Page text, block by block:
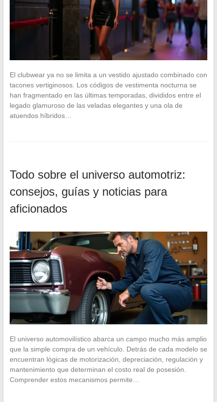
El clubwear ya no se limita a un vestido ajustado combinado con
tacones vertiginosos. Los códigos de vestimenta nocturna se
han fragmentado en las últimas temporadas, divididos entre el
legado glamuroso de las veladas elegantes y una ola de
atuendos híbridos…
Todo sobre el universo automotriz:
consejos, guías y noticias para
aficionados
El universo automovilístico abarca un campo mucho más amplio
que la simple compra de un vehículo. Detrás de cada modelo se
encuentran lógicas de motorización, depreciación, regulación y
mantenimiento que determinan el costo real de posesión.
Comprender estos mecanismos permite…